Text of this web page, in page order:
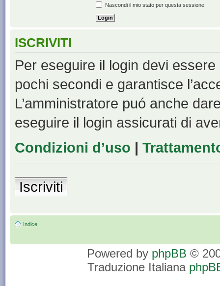
Nascondi il mio stato per questa sessione
ISCRIVITI
Per eseguire il login devi
pochi secondi e garantisce
L’amministratore puó anche
eseguire il login assicurati di
Condizioni d’uso |
Iscriviti
Indice
Powered by phpBB ©
Traduzione Italiana